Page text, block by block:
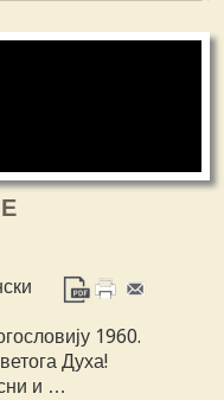
1960.
Духа!
и …